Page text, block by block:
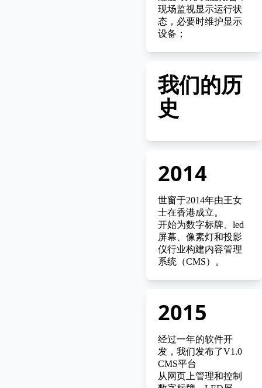
现场监视显示运行状
态，必要时维护显示
设备；
我们的历
史
2014
世窗于2014年由王女
士在香港成立。
开始为数字标牌、led
屏幕、像素灯和投影
仪行业构建内容管理
系统（CMS）。
2015
经过一年的软件开
发，我们发布了V1.0
CMS平台
从网页上管理和控制